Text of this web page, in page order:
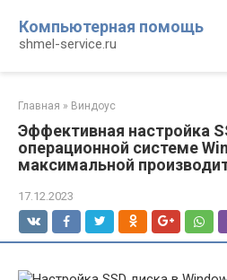
контенту
Компьютерная помощь
shmel-service.ru
Главная » Виндоус
Эффективная настройка
операционной системе
максимальной
17.12.2023